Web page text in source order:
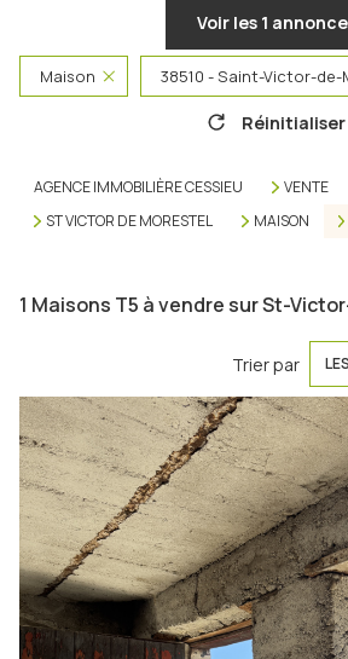
Voir les 1
Maison 38510 - Saint-Victor-
Réinitialiser
AGENCE IMMOBILIÈRE CESSIEU
VENTE
ST VICTOR DE MORESTEL
MAISON
1 Maisons T5 à vendre sur St-
Trier par